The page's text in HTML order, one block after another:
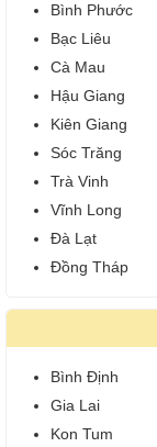
Bình Phước
Bạc Liêu
Cà Mau
Hậu Giang
Kiên Giang
Sóc Trăng
Trà Vinh
Vĩnh Long
Đà Lạt
Đồng Tháp
Bình Định
Gia Lai
Kon Tum